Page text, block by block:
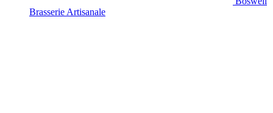
Brasserie Artisanale